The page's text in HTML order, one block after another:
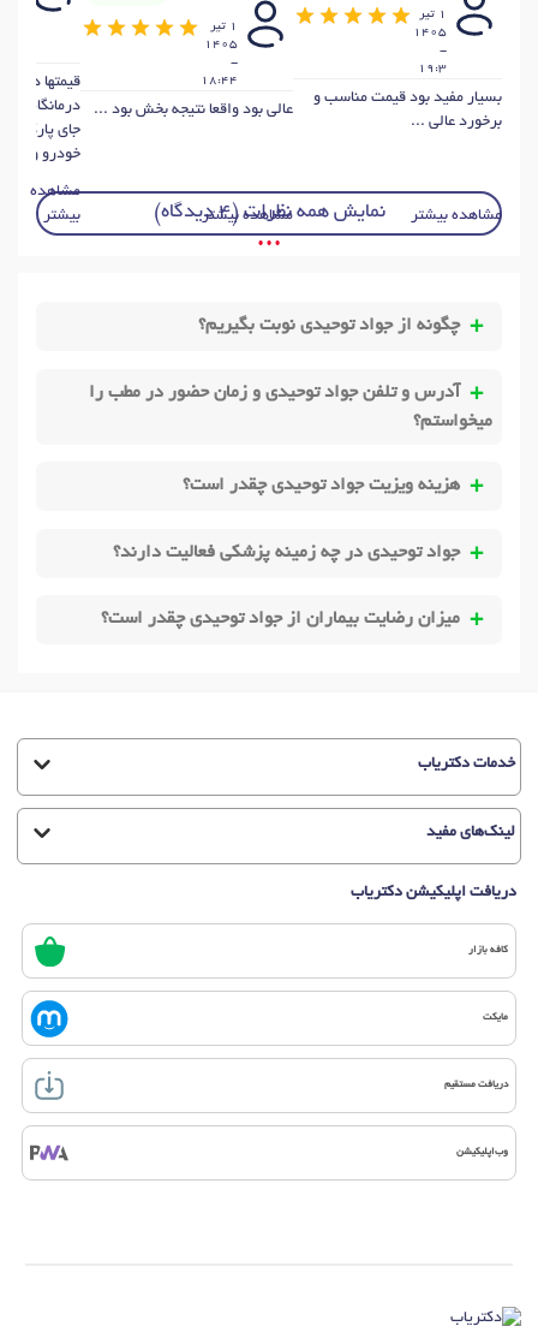
1 تير
1405
-
19:3
بسیار مفید بود قیمت مناسب و
برخورد عالی ...
مشاهده بیشتر
1 تير
1405
-
18:44
عالی بود واقعا نتیجه بخش بود ...
مشاهده بیشتر
قیمتها
درمانگاه
جای پارک
خودرو وجود
مشاهده
بیشتر
نمایش همه نظرات (4 دیدگاه)
• • •
چگونه از جواد توحیدی نوبت بگیریم؟
آدرس و تلفن جواد توحیدی و زمان حضور در مطب را
میخواستم؟
هزینه ویزیت جواد توحیدی چقدر است؟
جواد توحیدی در چه زمینه پزشکی فعالیت دارند؟
میزان رضایت بیماران از جواد توحیدی چقدر است؟
خدمات دکتریاب
لینک‌های مفید
دریافت اپلیکیشن دکتریاب
کافه بازار
مایکت
دریافت مستقیم
وب‌اپلیکیشن